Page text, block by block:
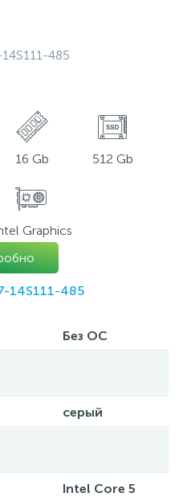
14S111-485
16 Gb 512 Gb
Graphics
14S111-485
Без ОС
серый
Intel Core 5